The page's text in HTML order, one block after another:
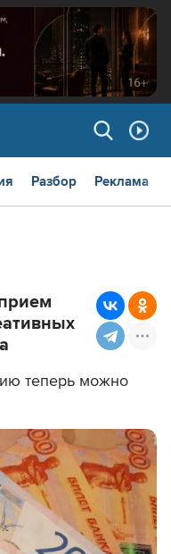
Разбор Реклама
теперь можно